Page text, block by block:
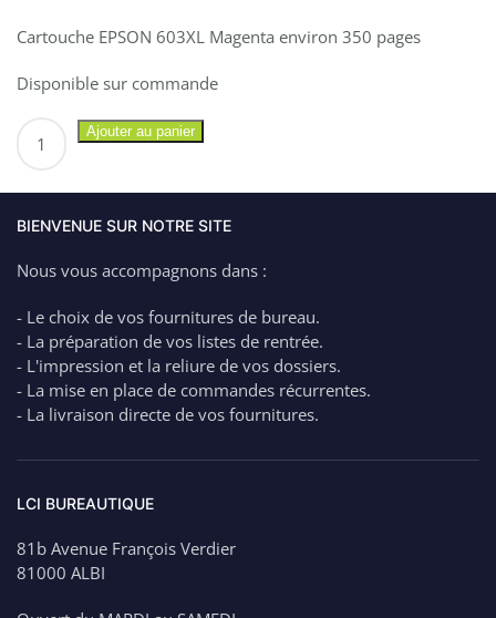
Cartouche EPSON 603XL Magenta environ 350 pages
Disponible sur commande
603XL
environ
pages
Ajouter au panier
BIENVENUE SUR NOTRE SITE
Nous vous accompagnons dans :
- Le choix de vos fournitures de bureau.
- La préparation de vos listes de rentrée.
- L'impression et la reliure de vos dossiers.
- La mise en place de commandes récurrentes.
- La livraison directe de vos fournitures.
LCI BUREAUTIQUE
81b Avenue François Verdier
81000 ALBI